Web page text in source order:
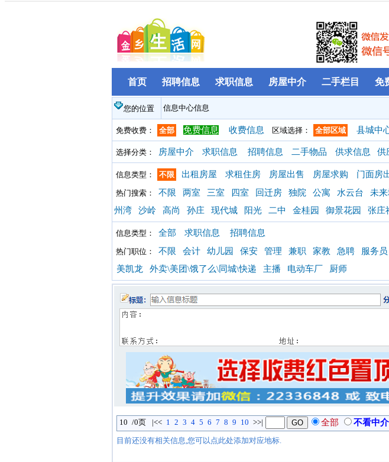
首页 招聘信息 求职信息 房屋中介 二手栏目 免
您的位置 信息中心信息
免费收费： 全部 免费信息 收费信息 区域选择： 全部区域 县城中
选择分类： 房屋中介 求职信息 招聘信息 二手物品 供求信息 供
信息类型： 不限 出租房屋 求租住房 房屋出售 房屋求购 门面房
热门搜索： 不限 两室 三室 四室 回迁房 独院 公寓 水云台 未
州湾
沙岭 高尚 孙庄 现代城 阳光 二中 金桂园 御景花园 张庄
信息类型： 全部 求职信息 招聘信息
热门职位： 不限 会计 幼儿园 保安 管理 兼职 家教 急聘 服务员
美凯龙
外卖\美团\饿了么\同城\快递 主播 电动车厂 厨师
10 /0页 |<< 1 2 3 4 5 6 7 8 9 10 >>| 全部 不看中介
目前还没有相关信息,您可以点此处添加对应地标.